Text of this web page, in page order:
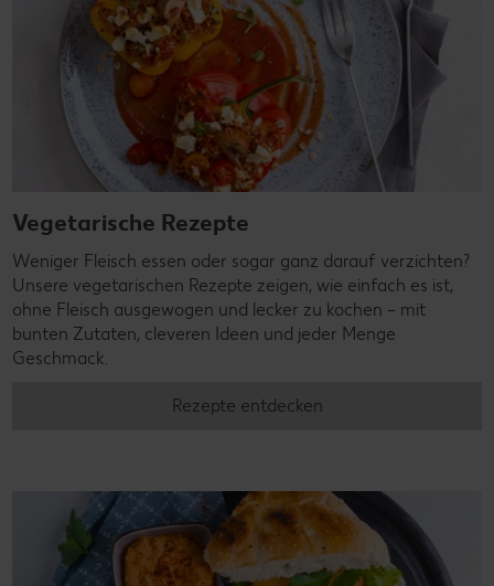
Vegetarische Rezepte
Weniger Fleisch essen oder sogar ganz darauf verzichten?
Unsere vegetarischen Rezepte zeigen, wie einfach es ist,
ohne Fleisch ausgewogen und lecker zu kochen – mit
bunten Zutaten, cleveren Ideen und jeder Menge
Geschmack.
Rezepte entdecken